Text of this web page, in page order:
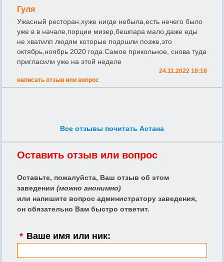
Гуля
Ужасный ресторан,хуже нигде небыла,есть нечего было
уже в в начале,порции мизер,бешпара мало,даже еды
не хватилп людям которые подошли позже,это
октябрь,ноябрь 2020 года.Самое прикольное, снова туда
пригласили уже на этой неделе
24.11.2022 10:10
написать отзыв или вопрос
Все отзывы почитать Астана
Оставить отзыв или вопрос
Оставьте, пожалуйста, Ваш отзыв об этом
заведении (можно анонимно)
или напишите вопрос администратору заведения,
он обязательно Вам быстро ответит.
* Ваше имя или ник: